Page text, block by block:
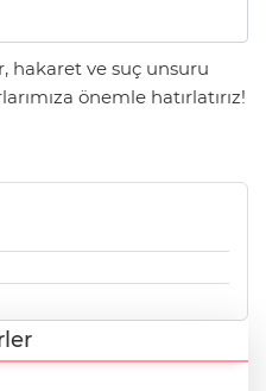
hakaret ve suç unsuru
önemle hatırlatırız!